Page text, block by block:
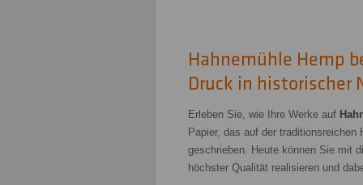
Hahnemühle Hemp
Druck in historischer
Erleben Sie, wie Ihre Werke auf
Papier, das auf der
geschrieben. Heute können Sie mit
höchster Qualität realisieren und